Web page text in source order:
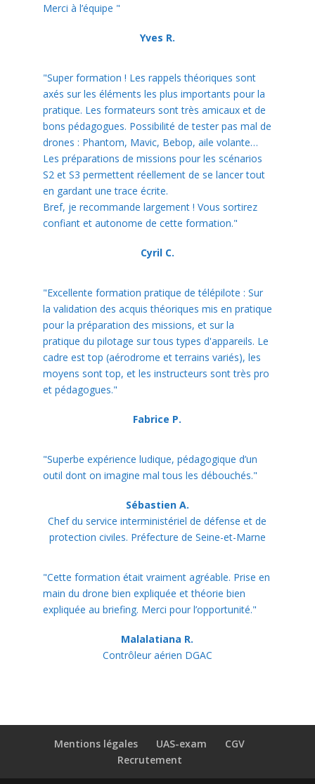
Merci à l’équipe "
Yves R.
"Super formation ! Les rappels théoriques sont
axés sur les éléments les plus importants pour la
pratique. Les formateurs sont très amicaux et de
bons pédagogues. Possibilité de tester pas mal de
drones : Phantom, Mavic, Bebop, aile volante…
Les préparations de missions pour les scénarios
S2 et S3 permettent réellement de se lancer tout
en gardant une trace écrite.
Bref, je recommande largement ! Vous sortirez
confiant et autonome de cette formation."
Cyril C.
"Excellente formation pratique de télépilote : Sur
la validation des acquis théoriques mis en pratique
pour la préparation des missions, et sur la
pratique du pilotage sur tous types d'appareils. Le
cadre est top (aérodrome et terrains variés), les
moyens sont top, et les instructeurs sont très pro
et pédagogues."
Fabrice P.
"Superbe expérience ludique, pédagogique d’un
outil dont on imagine mal tous les débouchés."
Sébastien A.
Chef du service interministériel de défense et de
protection civiles. Préfecture de Seine-et-Marne
"Cette formation était vraiment agréable. Prise en
main du drone bien expliquée et théorie bien
expliquée au briefing. Merci pour l’opportunité."
Malalatiana R.
Contrôleur aérien DGAC
Mentions légales UAS-exam
CGV
Recrutement